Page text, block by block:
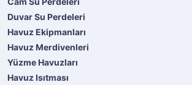
Duvar Su Perdeleri
Havuz Ekipmanları
Havuz Merdivenleri
Yüzme Havuzları
Havuz Isıtması